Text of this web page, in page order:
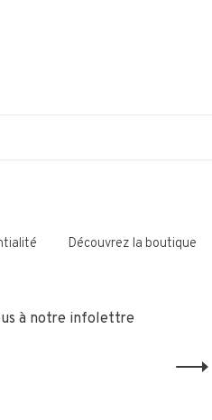
Découvrez la boutique
à notre infolettre